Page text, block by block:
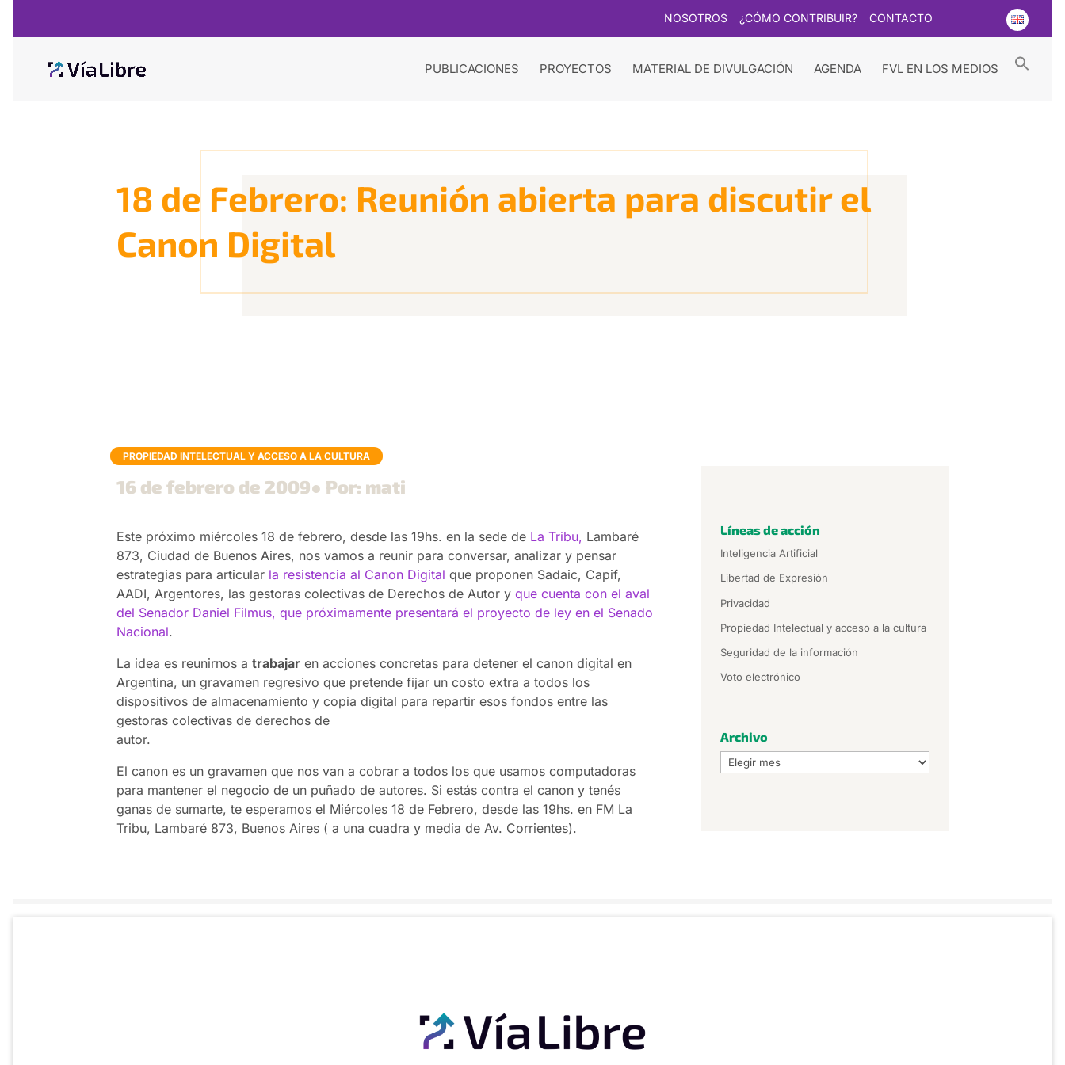
NOSOTROS ¿CÓMO CONTRIBUIR? CONTACTO
PUBLICACIONES PROYECTOS MATERIAL DE DIVULGACIÓN AGENDA FVL EN LOS MEDIOS
18 de Febrero: Reunión abierta para discutir el
Canon Digital
PROPIEDAD INTELECTUAL Y ACCESO A LA CULTURA
16 de febrero de 2009● Por: mati
Este próximo miércoles 18 de febrero, desde las 19hs. en la sede de La Tribu, Lambaré
873, Ciudad de Buenos Aires, nos vamos a reunir para conversar, analizar y pensar
estrategias para articular la resistencia al Canon Digitalque proponen Sadaic, Capif,
AADI, Argentores, las gestoras colectivas de Derechos de Autor yque cuenta con el aval
del Senador Daniel Filmus, que próximamente presentará el proyecto de ley en el Senado
Nacional.
La idea es reunirnos atrabajar en acciones concretas para detener el canon digital en
Argentina, un gravamen regresivo que pretende fijar un costo extra a todos los
dispositivos de almacenamiento y copia digital para repartir esos fondos entre las
gestoras colectivas de derechos de
autor.
El canon es un gravamen que nos van a cobrar a todos los que usamos computadoras
para mantener el negocio de un puñado de autores. Si estás contra el canon y tenés
ganas de sumarte, te esperamos el Miércoles 18 de Febrero, desde las 19hs. en FM La
Tribu, Lambaré 873, Buenos Aires ( a una cuadra y media de Av. Corrientes).
Líneas de acción
Inteligencia Artificial
Libertad de Expresión
Privacidad
Propiedad Intelectual y acceso a la cultura
Seguridad de la información
Voto electrónico
Archivo
Archivo